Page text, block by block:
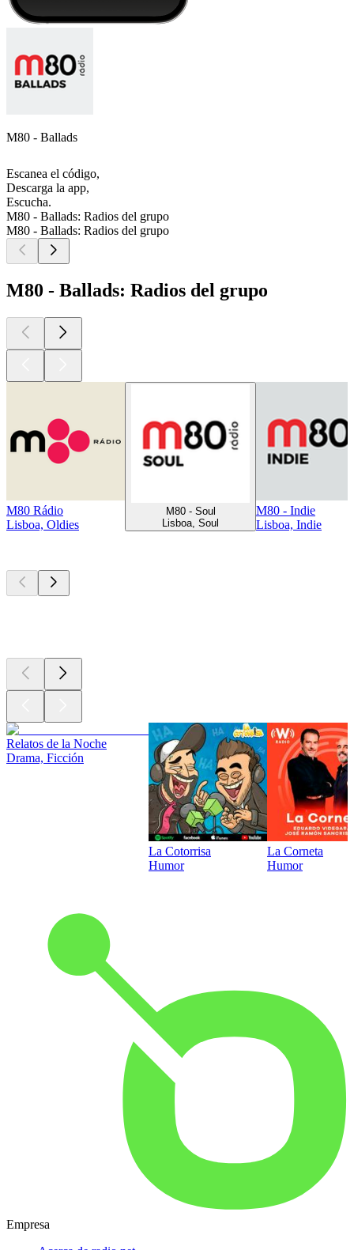
M80 - Ballads
Escanea el código,
Descarga la app,
Escucha.
M80 - Ballads: Radios del grupo
M80 - Ballads: Radios del grupo
M80 - Ballads: Radios del grupo
M80 Rádio
Lisboa, Oldies
M80 - Soul
Lisboa, Soul
M80 - Indie
Lisboa, Indie
Relatos de la Noche
Drama, Ficción
La Cotorrisa
Humor
La Corneta
Humor
Empresa